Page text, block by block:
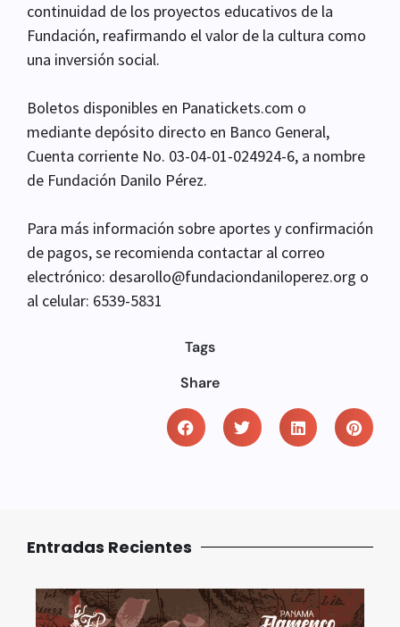
continuidad de los proyectos educativos de la
Fundación, reafirmando el valor de la cultura como
una inversión social.
Boletos disponibles en Panatickets.com o
mediante depósito directo en Banco General,
Cuenta corriente No. 03-04-01-024924-6, a nombre
de Fundación Danilo Pérez.
Para más información sobre aportes y confirmación
de pagos, se recomienda contactar al correo
electrónico: desarollo@fundaciondaniloperez.org o
al celular: 6539-5831
Tags
Share
Entradas Recientes